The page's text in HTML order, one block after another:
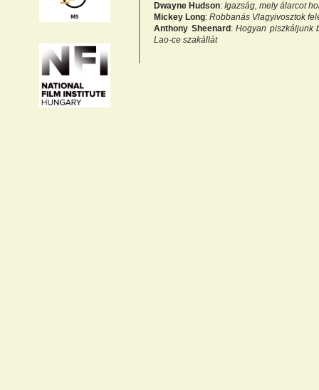
Dwayne Hudson: Igazság, mely álarcot
Mickey Long: Robbanás Vlagyivosztok
Anthony Sheenard :Hogyan piszkáljunk
Lao-ce szakállát